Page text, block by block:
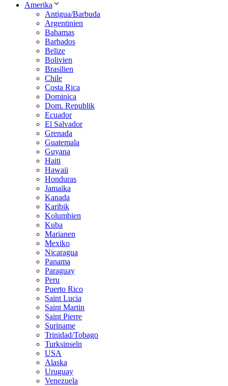
Amerika
Antigua/Barbuda
Argentinien
Bahamas
Barbados
Belize
Bolivien
Brasilien
Chile
Costa Rica
Dominica
Dom. Republik
Ecuador
El Salvador
Grenada
Guatemala
Guyana
Haiti
Hawaii
Honduras
Jamaika
Kanada
Karibik
Kolumbien
Kuba
Marianen
Mexiko
Nicaragua
Panama
Paraguay
Peru
Puerto Rico
Saint Lucia
Saint Martin
Saint Pierre
Suriname
Trinidad/Tobago
Turksinseln
USA
Alaska
Uruguay
Venezuela